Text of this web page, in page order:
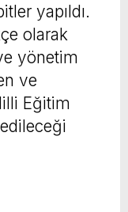
yapıldı.
olarak
yönetim
ve
Eğitim